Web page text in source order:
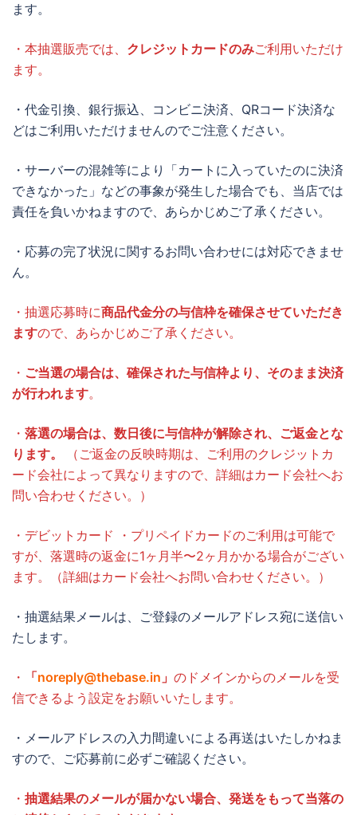
ます。
・本抽選販売では、 クレジットカードのみご利用いただけ
ます。
・代金引換、銀行振込、コンビニ決済、QRコード決済な
どはご利用いただけませんのでご注意ください。
・サーバーの混雑等により「カートに入っていたのに決済
できなかった」などの事象が発生した場合でも、当店では
責任を負いかねますので、あらかじめご了承ください。
・応募の完了状況に関するお問い合わせには対応できませ
ん。
・抽選応募時に商品代金分の与信枠を確保させていただき
ますので、あらかじめご了承ください。
・ ご当選の場合は、確保された与信枠より、そのまま決済
が行われます。
・ 落選の場合は、数日後に与信枠が解除され、ご返金とな
ります。
（ご返金の反映時期は、ご利用のクレジットカ
ード会社によって異なりますので、詳細はカード会社へお
問い合わせください。）
・デビットカード ・プリペイドカードのご利用は可能で
すが、落選時の返金に1ヶ月半〜2ヶ月かかる場合がござい
ます。（詳細はカード会社へお問い合わせください。）
・抽選結果メールは、ご登録のメールアドレス宛に送信い
たします。
・ 「noreply@thebase.in 」 のドメインからのメールを受
信できるよう設定をお願いいたします。
・メールアドレスの入力間違いによる再送はいたしかねま
すので、ご応募前に必ずご確認ください。
・ 抽選結果のメールが届かない場合、発送をもって当落の